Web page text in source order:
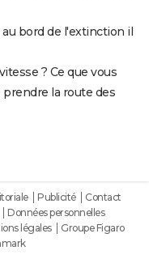
bord de l'extinction il
? Ce que vous
la route des
Publicité
Contact
Données personnelles
légales
Groupe Figaro